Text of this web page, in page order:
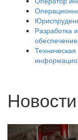
Разработка
Новости
26 апреля 2022